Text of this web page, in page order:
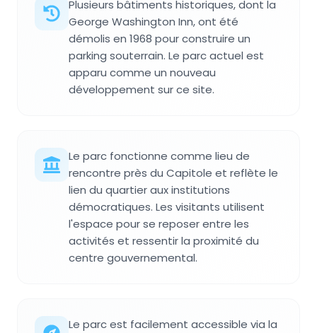
Plusieurs bâtiments historiques, dont la
George Washington Inn, ont été
démolis en 1968 pour construire un
parking souterrain. Le parc actuel est
apparu comme un nouveau
développement sur ce site.
Le parc fonctionne comme lieu de
rencontre près du Capitole et reflète le
lien du quartier aux institutions
démocratiques. Les visitants utilisent
l'espace pour se reposer entre les
activités et ressentir la proximité du
centre gouvernemental.
Le parc est facilement accessible via la